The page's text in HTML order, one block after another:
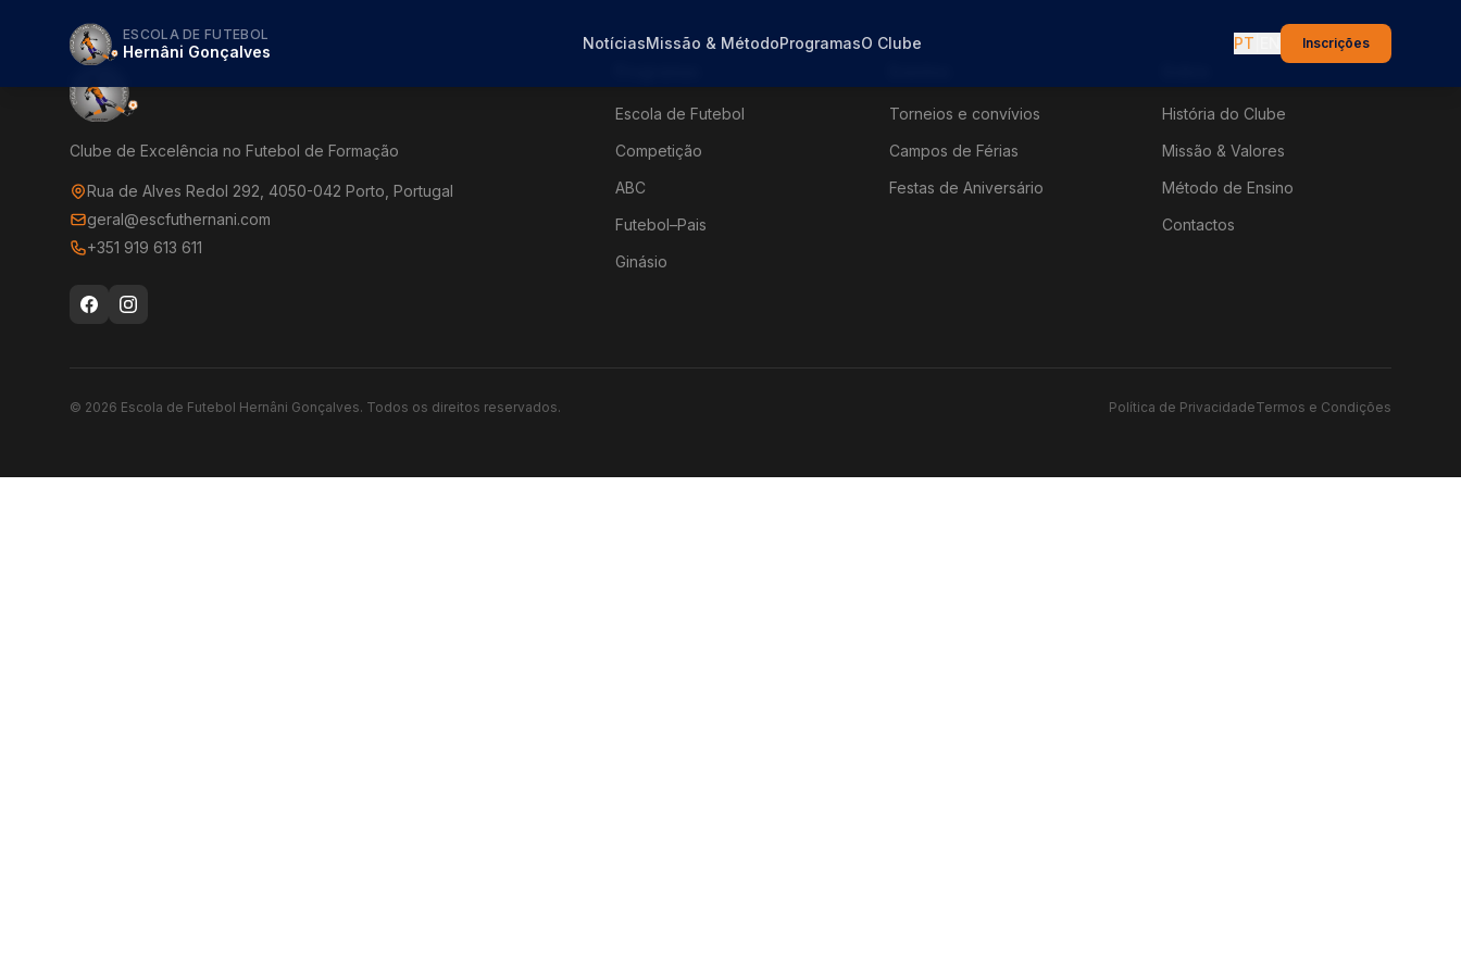
ESCOLA DE FUTEBOL
Hernâni Gonçalves NotíciasMissão & MétodoProgramasO Clube PT Inscrições
Clube de Excelência no Futebol de Formação
Rua de Alves Redol 292, 4050-042 Porto, Portugal
geral@escfuthernani.com
+351 919 613 611
Escola de Futebol
Competição
ABC
Futebol–Pais
Ginásio
Torneios e convívios
Campos de Férias
Festas de Aniversário
História do Clube
Missão & Valores
Método de Ensino
Contactos
© 2026 Escola de Futebol Hernâni Gonçalves. Todos os direitos reservados. Política de PrivacidadeTermos e Condições